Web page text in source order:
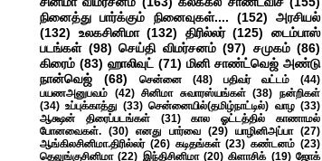
நினைத்து பார்க்கும் நினைவுகள்....
(152)
அரசியல்
(132)
உலகசினிமா (132) திரில்லர் (125)
டைம்பாஸ்
படங்கள் (98) செய்தி விமர்சனம் (97) சமுகம் (86)
கிரைம் (83) ஹாலிவுட் (71) மினி சாண்ட்வெஜ் அண்டு
நான்வெஜ்
(68) சென்னை (48) பதிவர் வட்டம்
(44)
பயணஅனுபவம் (42) சினிமா சுவாரஸ்யங்கள் (38) நன்றிகள்
(34) உப்புக்காத்து (33) சென்னையில்(தமிழ்நாட்டில்) வாழ (33)
ஆக்ஷன் திரைப்படங்கள்
(31)
கால ஓட்டத்தில் காணாமல்
போனவைகள். (30) எனது பார்வை (29) யாழினிஅப்பா (27)
ஆங்கிலசினிமா.திரில்லர் (26) கடிதங்கள் (23) கண்டனம் (23)
தெலுங்குசினிமா (22) இந்திசினிமா (20) கிளாசிக் (19) ஜோக்